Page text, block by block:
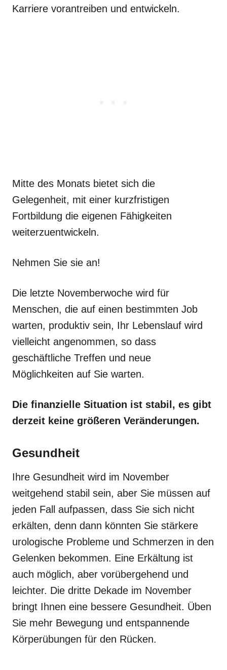
Karriere vorantreiben und entwickeln.
Mitte des Monats bietet sich die
Gelegenheit, mit einer kurzfristigen
Fortbildung die eigenen Fähigkeiten
weiterzuentwickeln.
Nehmen Sie sie an!
Die letzte Novemberwoche wird für
Menschen, die auf einen bestimmten Job
warten, produktiv sein, Ihr Lebenslauf wird
vielleicht angenommen, so dass
geschäftliche Treffen und neue
Möglichkeiten auf Sie warten.
Die finanzielle Situation ist stabil, es gibt
derzeit keine größeren Veränderungen.
Gesundheit
Ihre Gesundheit wird im November
weitgehend stabil sein, aber Sie müssen auf
jeden Fall aufpassen, dass Sie sich nicht
erkälten, denn dann könnten Sie stärkere
urologische Probleme und Schmerzen in den
Gelenken bekommen. Eine Erkältung ist
auch möglich, aber vorübergehend und
leichter. Die dritte Dekade im November
bringt Ihnen eine bessere Gesundheit. Üben
Sie mehr Bewegung und entspannende
Körperübungen für den Rücken.